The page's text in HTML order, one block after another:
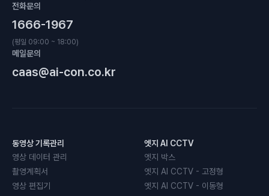
전화문의
1666-1967
(평일 09:00 ~ 18:00)
메일문의
caas@ai-con.co.kr
동영상 기록관리
영상 데이터 관리
촬영계획서
영상 편집기
엣지 AI CCTV
엣지 박스
엣지 AI CCTV - 고정형
엣지 AI CCTV - 이동형